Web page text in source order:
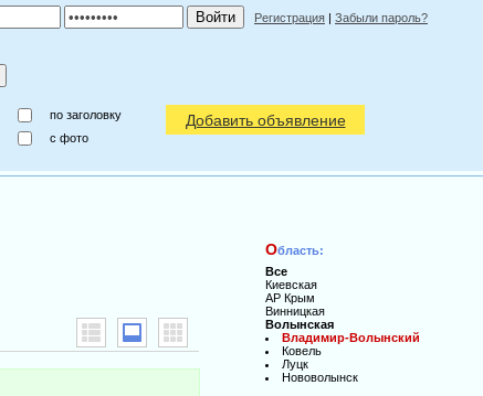
Регистрация | Забыли пароль?
по заголовку
c фото
Добавить объявление
Область:
Все
Киевская
АР Крым
Винницкая
Волынская
Владимир-Волынский
Ковель
Луцк
Нововолынск